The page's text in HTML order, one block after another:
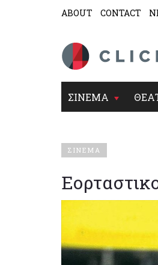
ABOUT CONTACT
ΣΙΝΕΜΑ
ΣΙΝΕΜΑ